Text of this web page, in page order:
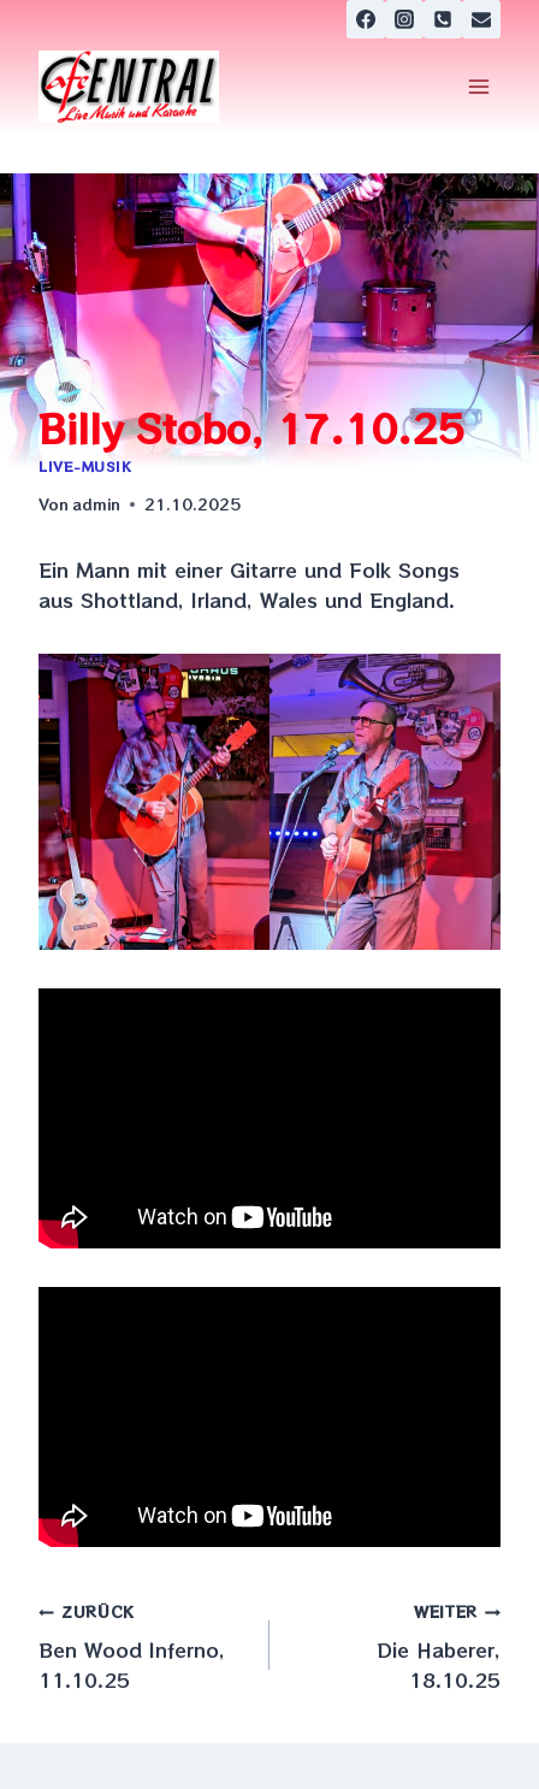
Inhalt
springen
Billy Stobo, 17.10.25
LIVE-MUSIK
Von admin 21.10.2025
Ein Mann mit einer Gitarre und Folk Songs
aus Shottland, Irland, Wales und England.
Beitragsnavigation
ZURÜCK
Ben Wood Inferno,
11.10.25
WEITER
Die Haberer,
18.10.25